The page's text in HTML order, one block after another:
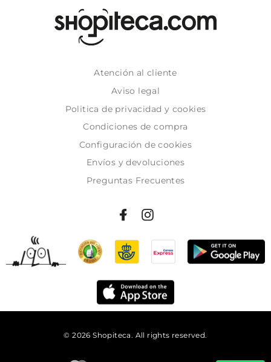
Atención al cliente
Aviso legal
Politica de privacidad y cookies
Condiciones de compra
Configuración de cookies
Envíos y devoluciones
Preguntas Frecuentes
© 2026 Shopiteca. All rights reserved.